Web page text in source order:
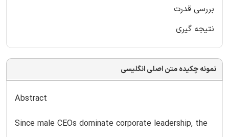
بررسی قدرت
نتیجه گیری
نمونه چکیده متن اصلی انگلیسی
Abstract
Since male CEOs dominate corporate leadership, the